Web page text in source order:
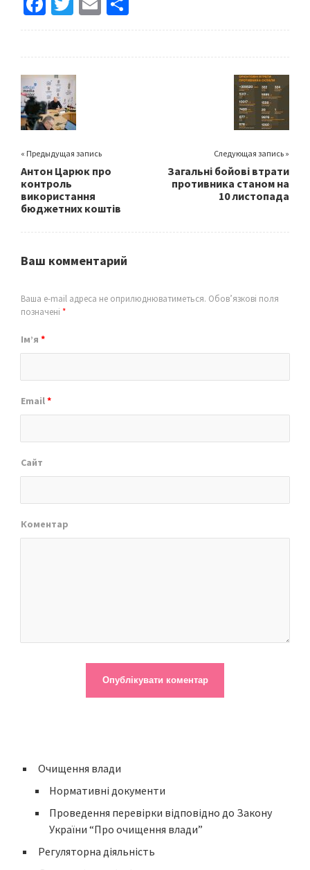
ce
o
o
k
wi
er
m h
« Предыдущая запись
Антон Царюк про
контроль
використання
бюджетних коштів
Следующая запись »
Загальні бойові втрати
противника станом на
10 листопада
Ваш комментарий
Ваша e-mail адреса не оприлюднюватиметься. Обов’язкові поля
позначені *
Ім’я *
Email*
Сайт
Коментар
Очищення влади
Нормативні документи
Проведення перевірки відповідно до Закону
України “Про очищення влади”
Регуляторна діяльність